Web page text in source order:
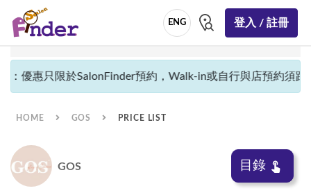
ENG 登入 / 註冊
：優惠只限於SalonFinder預約，Walk-in或自行與店預約須跟
HOME GOS PRICE LIST
GOS 目錄